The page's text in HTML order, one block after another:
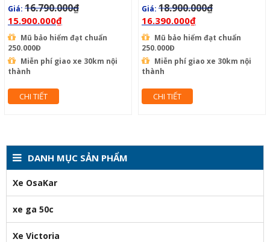
Giá: 16.790.000₫
15.900.000₫
Mũ bảo hiểm đạt chuẩn
250.000Đ
Miễn phí giao xe 30km nội
thành
CHI TIẾT
Giá: 18.900.000₫
16.390.000₫
Mũ bảo hiểm đạt chuẩn
250.000Đ
Miễn phí giao xe 30km nội
thành
CHI TIẾT
DANH MỤC SẢN PHẨM
Xe OsaKar
xe ga 50c
Xe Victoria